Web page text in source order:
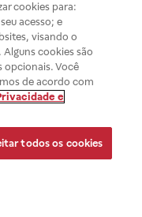
cookies para:
acesso; e
visando o
cookies são
opcionais. Você
de acordo com
e
todos os cookies